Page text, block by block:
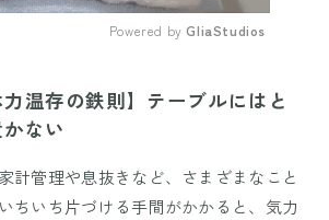
Powered by GliaStudios
力温存の鉄則】テーブルにはと
ない
計管理や息抜きなど、さまざまなこと
ちいち片づける手間がかかると、気力